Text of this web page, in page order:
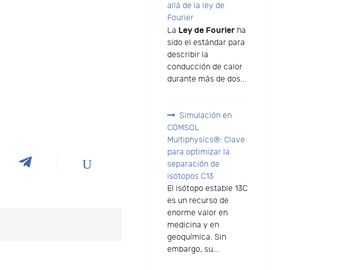
allá de la ley de
Fourier
La Ley de Fourierha
sido el estándar para
describir la
conducción de calor
durante más de dos...
Simulación en
COMSOL
Multiphysics®: Clave
para optimizar la
separación de
isótopos C13
El isótopo estable 13C
es un recurso de
enorme valor en
medicina y en
geoquímica. Sin
embargo, su...